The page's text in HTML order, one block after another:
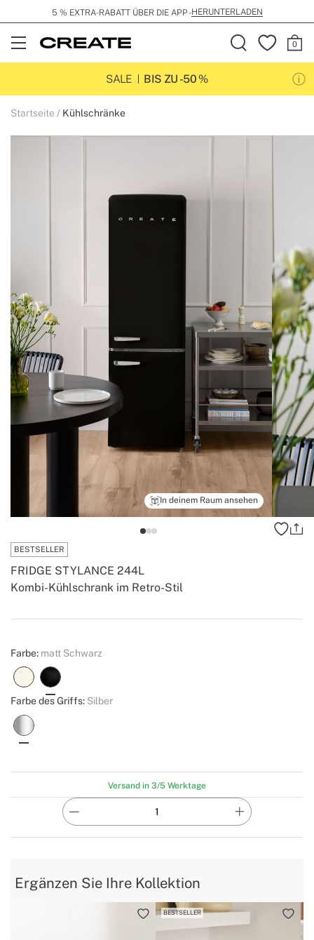
5 % EXTRA-RABATT ÜBER DIE APP -HERUNTERLADEN
Open
Menu
SALE
BIS ZU -50 %
Startseite Kühlschränke
In deinem Raum ansehen
BESTSELLER
Kombi-Kühlschrank im Retro-Stil
FRIDGE STYLANCE 244L
Create
Farbe: matt Schwarz
Farbe des Griffs: Silber
Versand in 3/5 Werktage
Ergänzen Sie Ihre Kollektion
BESTSELLER